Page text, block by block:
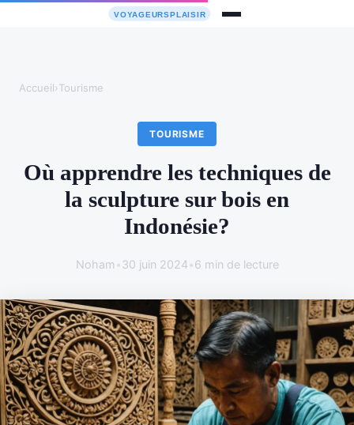
Accueil›Tourisme
TOURISME
Où apprendre les techniques de
la sculpture sur bois en
Indonésie?
Noham 30 juin 2024 6 min de lecture